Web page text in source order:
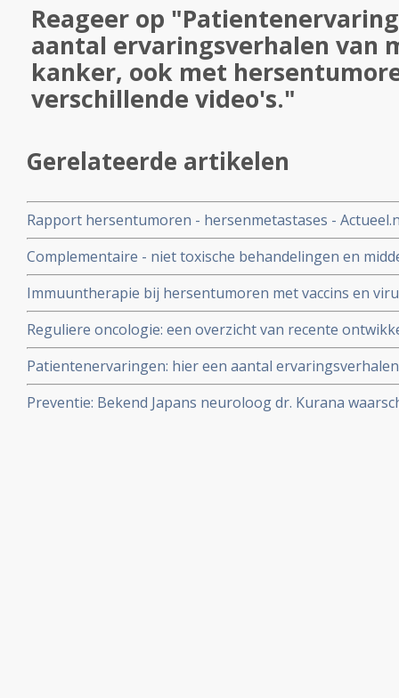
Reageer op
aantal ervaringsverhalen van
kanker, ook met
verschillende video's."
Gerelateerde artikelen
Rapport hersentumoren - hersenmetastases -
recente ontwikkelingen bij hersentumoren en
vormen van kanker.
Complementaire - niet toxische behandelingen en
overzicht van recente ontwikkelingen en
alleen nog in studieverband beschikbaar
Immuuntherapie bij hersentumoren met vaccins en
Disease Virus. Een overzicht van recente
Reguliere oncologie: een overzicht van recente
in de reguliere oncologie
Patientenervaringen: hier een aantal
met hersentumoren, waaronder verschillende video's.
Preventie: Bekend Japans neuroloog dr. Kurana